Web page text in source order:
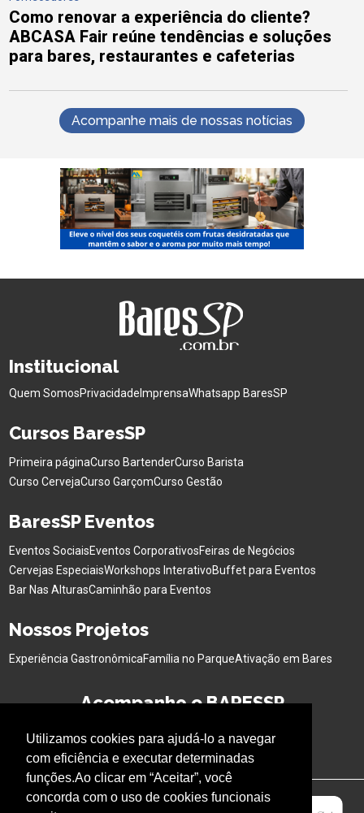
Utilizamos cookies para ajudá-lo a navegar
com eficiência e executar determinadas
funções.Ao clicar em “Aceitar”, você
concorda com o uso de cookies funcionais
Como renovar a experiência do cliente?
ABCASA Fair reúne tendências e soluções
para bares, restaurantes e cafeterias
Acompanhe mais de nossas notícias
Institucional
Quem SomosPrivacidade ImprensaWhatsapp BaresSP
Cursos BaresSP
Primeira páginaCurso BartenderCurso Barista
Curso CervejaCurso GarçomCurso Gestão
BaresSP Eventos
Eventos SociaisEventos CorporativosFeiras de Negócios
Cervejas EspeciaisWorkshops InterativoBuffet para Eventos
Bar Nas AlturasCaminhão para Eventos
Nossos Projetos
Experiência GastronômicaFamília no ParqueAtivação em Bares
Acompanhe o BARESSP